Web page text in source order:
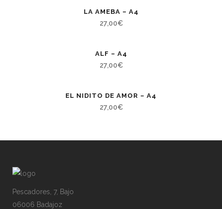
LA AMEBA – A4
27,00€
ALF – A4
27,00€
EL NIDITO DE AMOR – A4
27,00€
Pescadores, 7, Bajo
06006 Badajoz